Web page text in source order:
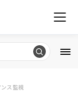
ス監視